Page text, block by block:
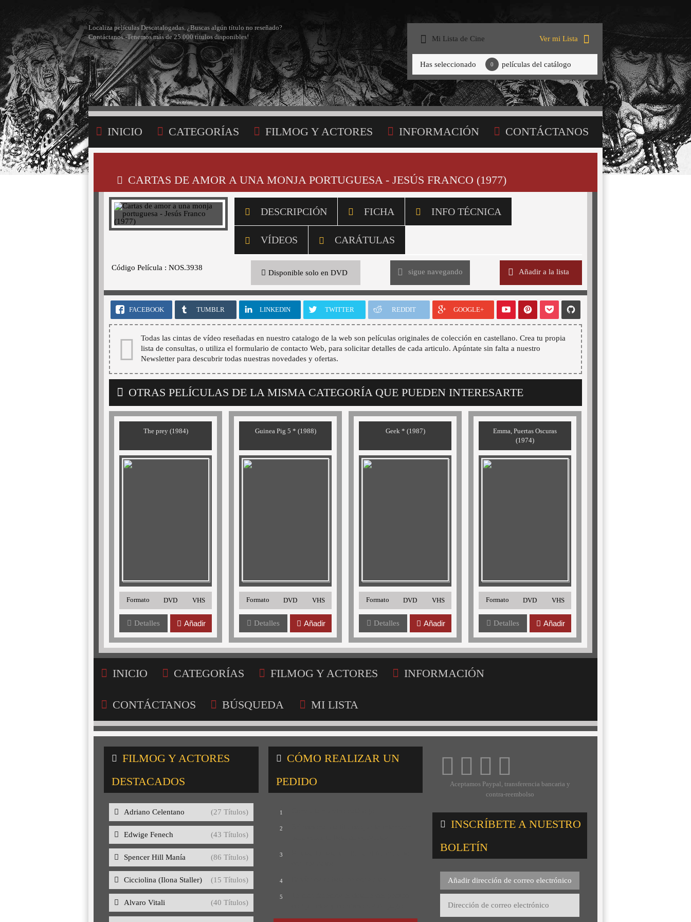
Localiza películas Descatalogadas. ¿Buscas algún título no reseñado?
Contáctanos -Tenemos más de 25.000 títulos disponibles!
Mi Lista de Cine Ver mi Lista
Has seleccionado 0 películas del catálogo
INICIO CATEGORÍAS FILMOG Y ACTORES INFORMACIÓN CONTÁCTANOS
CARTAS DE AMOR A UNA MONJA PORTUGUESA - JESÚS FRANCO (1977)
DESCRIPCIÓN FICHA INFO TÉCNICA
VÍDEOS CARÁTULAS
Código Película : NOS.3938
Disponible solo en DVD sigue navegando Añadir a la lista
FACEBOOK TUMBLR LINKEDIN TWITTER REDDIT GOOGLE+
Todas las cintas de vídeo reseñadas en nuestro catalogo de la web son películas originales de colección en castellano. Crea tu propia
lista de consultas, o utiliza el formulario de contacto Web, para solicitar detalles de cada articulo. Apúntate sin falta a nuestro
Newsletter para descubrir todas nuestras novedades y ofertas.
OTRAS PELÍCULAS DE LA MISMA CATEGORÍA QUE PUEDEN INTERESARTE
The prey (1984)
Formato DVD VHS
Detalles Añadir
Guinea Pig 5 * (1988)
Formato DVD VHS
Detalles Añadir
Geek * (1987)
Formato DVD VHS
Detalles Añadir
Emma, Puertas Oscuras
(1974)
Formato DVD VHS
Detalles Añadir
INICIO CATEGORÍAS FILMOG Y ACTORES INFORMACIÓN
CONTÁCTANOS BÚSQUEDA MI LISTA
FILMOG Y ACTORES
DESTACADOS
Adriano Celentano (27 Títulos)
Edwige Fenech (43 Títulos)
Spencer Hill Manía (86 Títulos)
Cicciolina (Ilona Staller) (15 Títulos)
Alvaro Vitali (40 Títulos)
CÓMO REALIZAR UN
PEDIDO
1
2
3
4
5
Aceptamos Paypal, transferencia bancaria y
contra-reembolso
INSCRÍBETE A NUESTRO
BOLETÍN
Añadir dirección de correo electrónico